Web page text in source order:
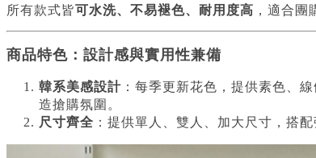
所有款式皆可水洗、不易褪色、耐用度高 ，適合團
商品特色：設計感與實用性兼備
韓系美感設計 ：每季更新花色，提供素色、
造搶購氛圍。
尺寸齊全 ：提供單人、雙人、加大尺寸，搭